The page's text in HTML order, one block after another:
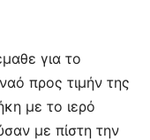
για το
προς τιμήν της
με το ιερό
με πίστη την